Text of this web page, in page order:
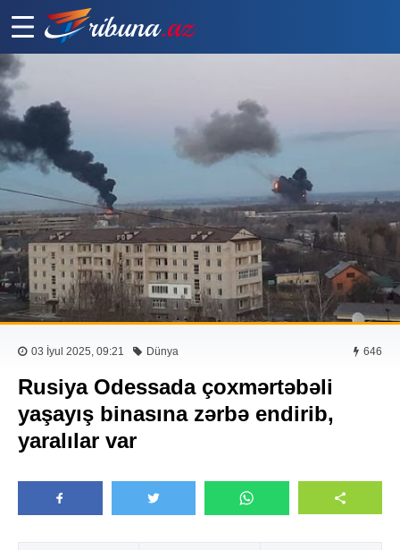
03 İyul 2025, 09:21 Dünya 646
Rusiya Odessada çoxmərtəbəli
yaşayış binasına zərbə endirib,
yaralılar var